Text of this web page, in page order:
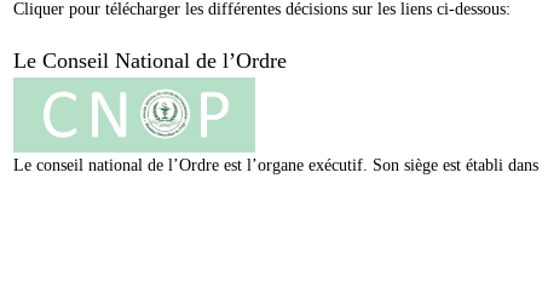
Cliquer pour télécharger les différentes décisions sur les liens ci-dessous:
Le Conseil National de l’Ordre
Le conseil national de l’Ordre est l’organe exécutif. Son siège est établi